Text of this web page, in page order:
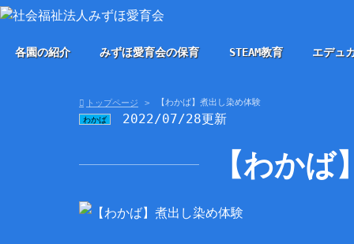
各園の紹介 みずほ愛育会の保育 STEAM教育 エデュ
トップページ 【わかば】煮出し染め体験
わかば 2022/07/28更新
【わか